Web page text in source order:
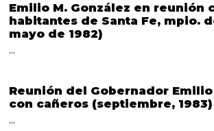
Emilio M. González en reunión
habitantes de Santa Fe, mpio.
mayo de 1982)
…
Reunión del Gobernador Emilio
con cañeros (septiembre, 1983)
…